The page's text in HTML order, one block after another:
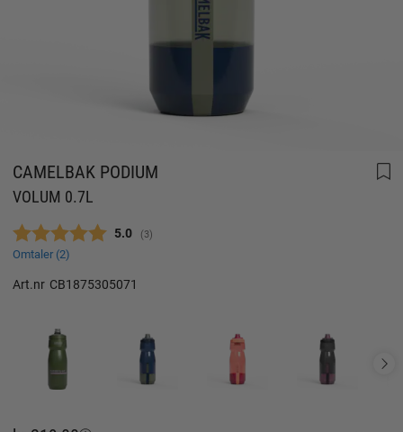
CAMELBAK PODIUM
VOLUM 0.7L
Gjennomsnittskarakter:
5.0 (stemmer:
3)
Omtaler (2)
Art.nr CB1875305071